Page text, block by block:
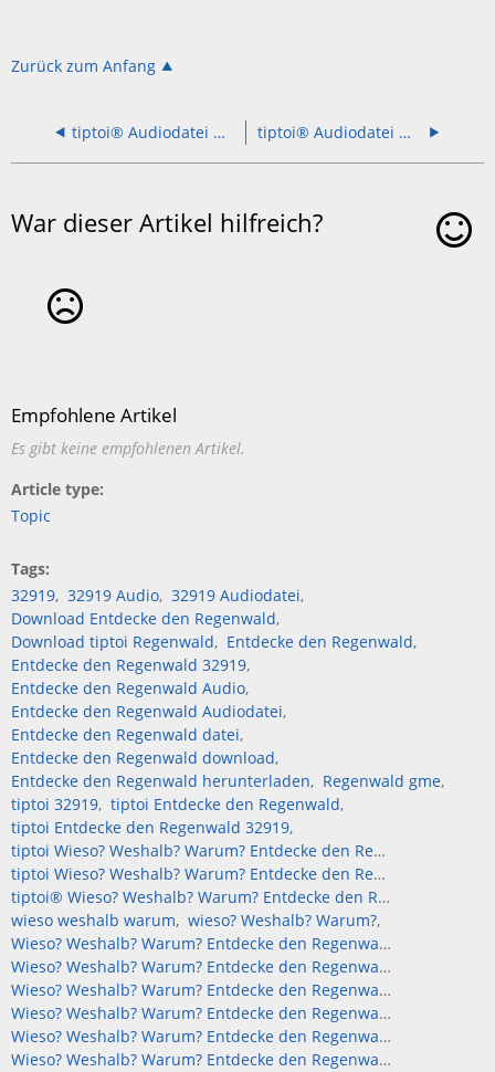
Zurück zum Anfang
tiptoi® Audiodatei Wieso? Weshalb? Warum? Entdecke den Bauernhof 32900 tiptoi® Audiodatei Wieso? Weshalb? Warum? Entdecke den Zoo 32920
War dieser Artikel hilfreich?
Empfohlene Artikel
Es gibt keine empfohlenen Artikel.
Article type
Topic
Tags
32919 32919 Audio 32919 Audiodatei
Download Entdecke den Regenwald
Download tiptoi Regenwald
Entdecke den Regenwald
Entdecke den Regenwald 32919
Entdecke den Regenwald Audio
Entdecke den Regenwald Audiodatei
Entdecke den Regenwald datei
Entdecke den Regenwald download
Entdecke den Regenwald herunterladen
Regenwald gme
tiptoi 32919 tiptoi Entdecke den Regenwald
tiptoi Entdecke den Regenwald 32919
tiptoi Wieso? Weshalb? Warum? Entdecke den Regenwald
tiptoi Wieso? Weshalb? Warum? Entdecke den Regenwald 32919
tiptoi® Wieso? Weshalb? Warum? Entdecke den Regenwald
wieso weshalb warum
wieso? Weshalb? Warum?
Wieso? Weshalb? Warum? Entdecke den Regenwald
Wieso? Weshalb? Warum? Entdecke den Regenwald 32919
Wieso? Weshalb? Warum? Entdecke den Regenwald Audio
Wieso? Weshalb? Warum? Entdecke den Regenwald Audiodatei
Wieso? Weshalb? Warum? Entdecke den Regenwald download
Wieso? Weshalb? Warum? Entdecke den Regenwald herunterladen